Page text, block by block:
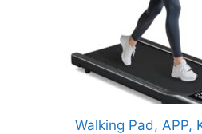
Walking Pad, APP,